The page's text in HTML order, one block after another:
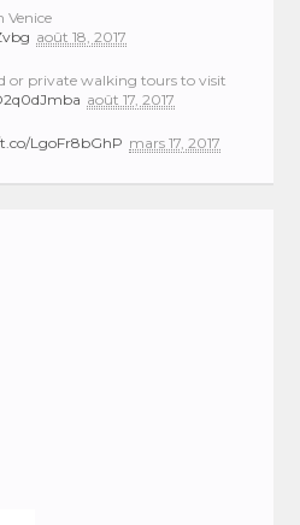
Venice
août 18, 2017
or private walking tours to visit
août 17, 2017
LgoFr8bGhP mars 17, 2017